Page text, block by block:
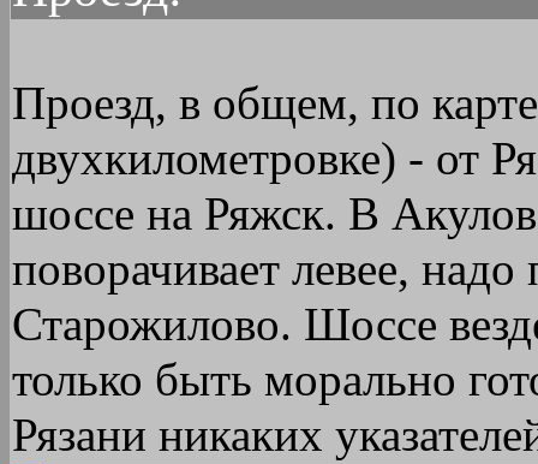
Проезд, в общем, по
двухкилометровке) - от
шоссе на Ряжск. В
поворачивает левее,
Старожилово. Шоссе
только быть морально
Рязани никаких